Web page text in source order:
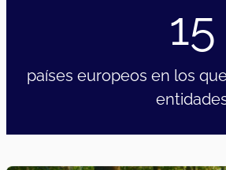
15
países europeos en los